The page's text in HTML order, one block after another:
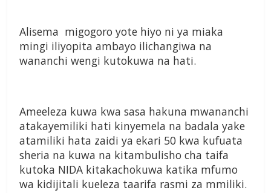
Alisema migogoro yote hiyo ni ya miaka
mingi iliyopita ambayo ilichangiwa na
wananchi wengi kutokuwa na hati.
Ameeleza kuwa kwa sasa hakuna mwananchi
atakayemiliki hati kinyemela na badala yake
atamiliki hata zaidi ya ekari 50 kwa kufuata
sheria na kuwa na kitambulisho cha taifa
kutoka NIDA kitakachokuwa katika mfumo
wa kidijitali kueleza taarifa rasmi za mmiliki.